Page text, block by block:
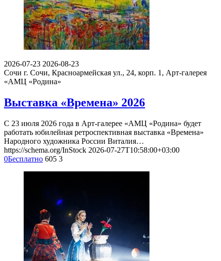
2026-07-23 2026-08-23
Сочи г. Сочи, Красноармейская ул., 24, корп. 1, Арт-галерея
«АМЦ «Родина»
Выставка «Времена» 2026
С 23 июля 2026 года в Арт-галерее «АМЦ «Родина» будет
работать юбилейная ретроспективная выставка «Времена»
Народного художника России Виталия…
https://schema.org/InStock 2026-07-27T10:58:00+03:00
0Бесплатно 605 3